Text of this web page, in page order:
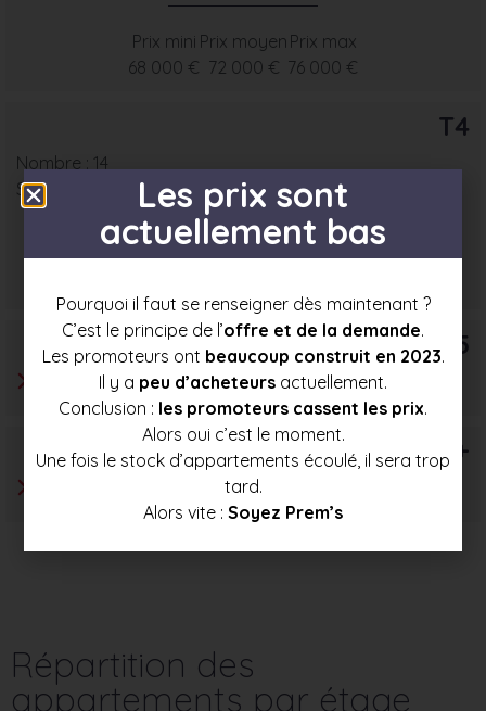
Prix mini
68 000 €
Prix moyen
72 000 €
Prix max
76 000 €
T4
Nombre : 14
Surface moyenne : 67 m²
Prix miniPrix moyenPrix max
T5
T6+
Répartition des
appartements par étage
Les prix sont
actuellement bas
Pourquoi il faut se renseigner dès maintenant ?
C’est le principe de l’offre et de la demande.
Les promoteurs ont beaucoup construit en 2023.
Il y a peu d’acheteurs actuellement.
Conclusion : les promoteurs cassent les prix.
Alors oui c’est le moment.
Une fois le stock d’appartements écoulé, il sera trop
tard.
Alors vite : Soyez Prem’s